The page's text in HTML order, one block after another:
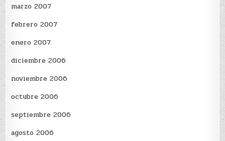
marzo 2007
febrero 2007
enero 2007
diciembre 2006
noviembre 2006
octubre 2006
septiembre 2006
agosto 2006